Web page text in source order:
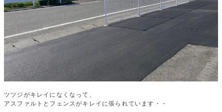
ツツジがキレイになくなって、
アスファルトとフェンスがキレイに張られています・・